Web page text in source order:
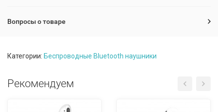
Вопросы о товаре
Категории: Беспроводные Bluetooth наушники
Рекомендуем